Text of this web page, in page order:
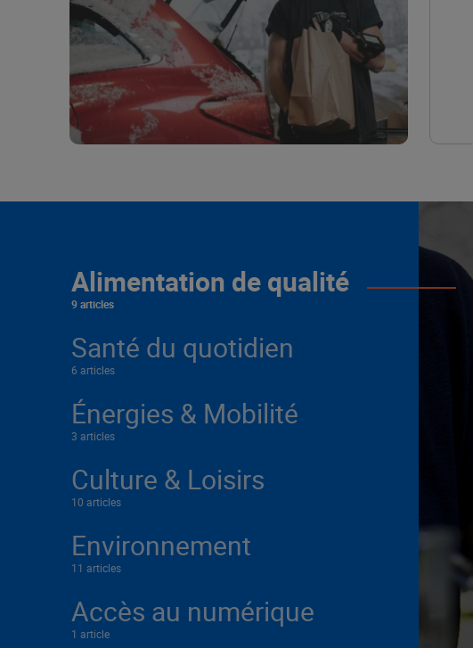
Alimentation de qualité
9 articles
Santé du quotidien
6 articles
Énergies & Mobilité
3 articles
Culture & Loisirs
10 articles
Environnement
11 articles
Accès au numérique
1 article